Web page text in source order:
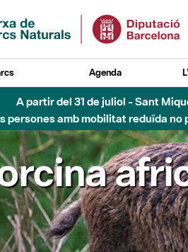
Agenda
de 2026 - Parc Fluvial